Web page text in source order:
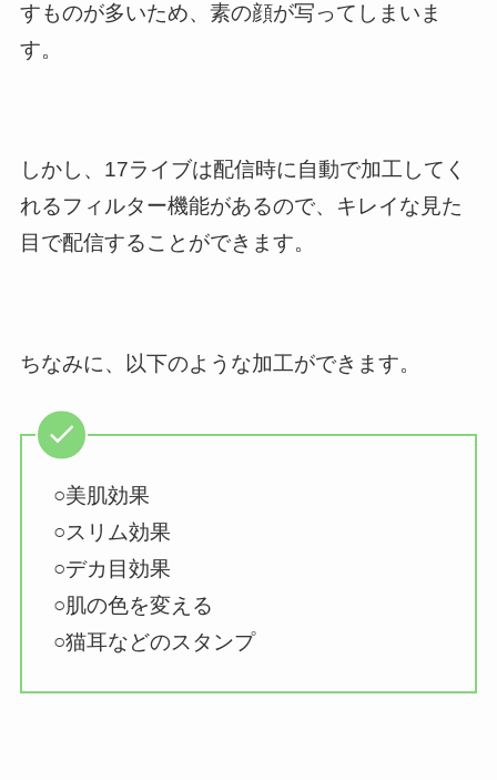
すものが多いため、素の顔が写ってしまいま
す。
しかし、17ライブは配信時に自動で加工してく
れるフィルター機能があるので、キレイな見た
目で配信することができます。
ちなみに、以下のような加工ができます。
○美肌効果
○スリム効果
○デカ目効果
○肌の色を変える
○猫耳などのスタンプ